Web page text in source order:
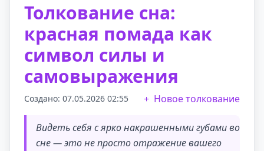
Толкование сна:
красная помада как
символ силы и
самовыражения
Создано: 07.05.2026 02:55 Новое толкование
Видеть себя с ярко накрашенными губами во
сне — это не просто отражение вашего